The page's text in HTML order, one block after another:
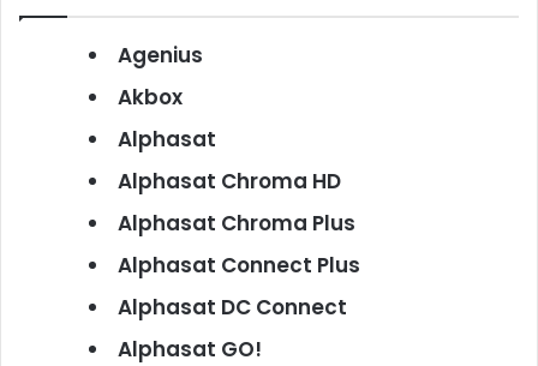
Agenius
Akbox
Alphasat
Alphasat Chroma HD
Alphasat Chroma Plus
Alphasat Connect Plus
Alphasat DC Connect
Alphasat GO!